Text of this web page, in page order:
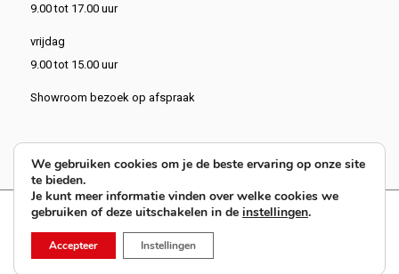
9.00 tot 17.00 uur
vrijdag
9.00 tot 15.00 uur
Showroom bezoek op afspraak
9.4 62 reviews
© Copyright 2026 AAA Display. All Rights Reserved.
We gebruiken cookies om je de beste ervaring op onze site
te bieden.
Je kunt meer informatie vinden over welke cookies we
gebruiken of deze uitschakelen in de instellingen.
Accepteer Instellingen